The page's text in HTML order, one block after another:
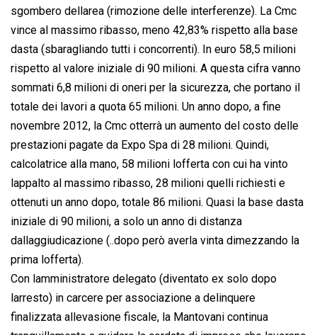
sgombero dellarea (rimozione delle interferenze). La Cmc
vince al massimo ribasso, meno 42,83% rispetto alla base
dasta (sbaragliando tutti i concorrenti). In euro 58,5 milioni
rispetto al valore iniziale di 90 milioni. A questa cifra vanno
sommati 6,8 milioni di oneri per la sicurezza, che portano il
totale dei lavori a quota 65 milioni. Un anno dopo, a fine
novembre 2012, la Cmc otterrà un aumento del costo delle
prestazioni pagate da Expo Spa di 28 milioni. Quindi,
calcolatrice alla mano, 58 milioni lofferta con cui ha vinto
lappalto al massimo ribasso, 28 milioni quelli richiesti e
ottenuti un anno dopo, totale 86 milioni. Quasi la base dasta
iniziale di 90 milioni, a solo un anno di distanza
dallaggiudicazione (..dopo però averla vinta dimezzando la
prima lofferta).
Con lamministratore delegato (diventato ex solo dopo
larresto) in carcere per associazione a delinquere
finalizzata allevasione fiscale, la Mantovani continua